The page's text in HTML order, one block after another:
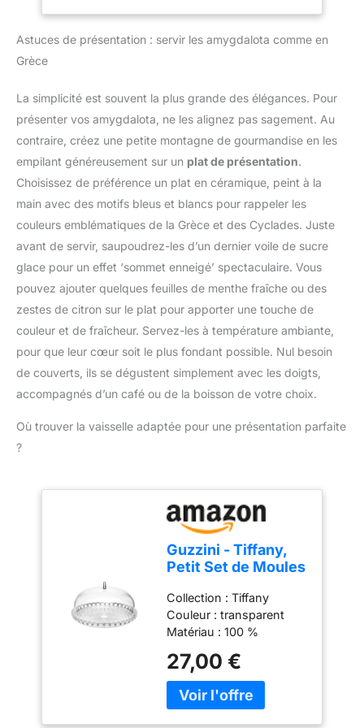
conçoit depuis 1984 des
ingrédients et matériels
une référence parmi les
artisans et les plus
grands Chefs, nos
produits sont conçus et
en grande partie
fabriqués en France,
dans nos ateliers à Talant
(21).
compacte facilite le
rangement - idéal pour
toute cuisine, du
ANS À UN PRIX
RAISONNABLE : Nous
vous recommandons de
faire réparer votre produit
dans notre réseau de 6
200 centres de
réparation dans le
monde entier pour qu'il
seul bouton facile à
pulsepour répondre à
tous vos besoins en
matière de pâtisserie.
S'ADAPTE ATOUS VOS
BESOINS EN PÂTISSERIE
: 3 outils essentiels - un
batteur pour les gâteaux
et un crochet pétrinpour
les brioches et les pâtes
brisées. FACILE À
compacte facilite le
rangement - idéal pour
toute cuisine, du
comptoir au placard.
RÉPARABLE PENDANT 15
ANS À UN PRIX
RAISONNABLE : Nous
faire réparer votre produit
monde entier pour qu'il
dure plus longtemps.
Astuces de présentation : servir les amygdalota comme en
Grèce
La simplicité est souvent la plus grande des élégances. Pour
présenter vos amygdalota, ne les alignez pas sagement. Au
contraire, créez une petite montagne de gourmandise en les
empilant généreusement sur un plat de présentation.
Choisissez de préférence un plat en céramique, peint à la
main avec des motifs bleus et blancs pour rappeler les
couleurs emblématiques de la Grèce et des Cyclades. Juste
avant de servir, saupoudrez-les d’un dernier voile de sucre
glace pour un effet ‘sommet enneigé’ spectaculaire. Vous
pouvez ajouter quelques feuilles de menthe fraîche ou des
zestes de citron sur le plat pour apporter une touche de
couleur et de fraîcheur. Servez-les à température ambiante,
pour que leur cœur soit le plus fondant possible. Nul besoin
de couverts, ils se dégustent simplement avec les doigts,
accompagnés d’un café ou de la boisson de votre choix.
Où trouver la vaisselle adaptée pour une présentation parfaite
?
Guzzini - Tiffany,
Petit Set de Moules
Transparent, Ø 30 x
h16 cm - 19950100
Collection : Tiffany
Couleur : transparent
Matériau : 100 %
Guzzini, fabriqué en Italie
depuis 1912 Poids du
colis: 1.02 kilograms
27,00 €